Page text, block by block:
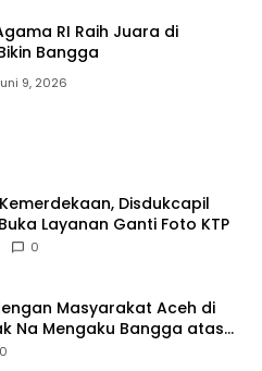
RI Raih Juara di
Bangga
9, 2026
Disdukcapil
Layanan Ganti Foto KTP
0
Masyarakat Aceh di
Na Mengaku Bangga atas
Aceh
0